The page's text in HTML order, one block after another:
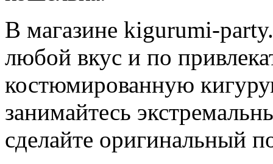
В магазине kigurumi-
любой вкус и по
костюмированную
занимайтесь
сделайте оригинальный